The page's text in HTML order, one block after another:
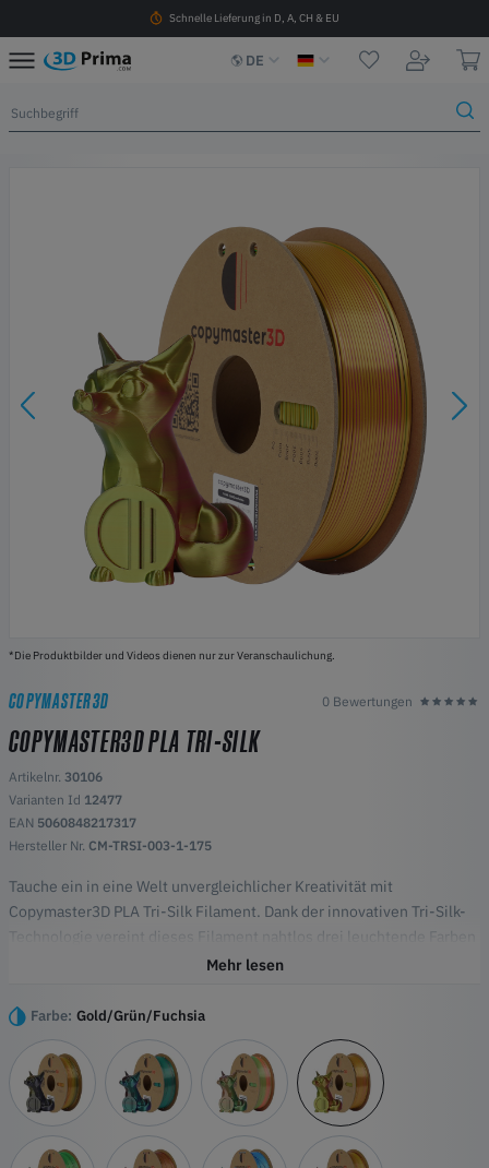
Schnelle Lieferung in D, A, CH & EU
DE
*Die Produktbilder und Videos dienen nur zur Veranschaulichung.
COPYMASTER3D 0 Bewertungen
COPYMASTER3D PLA TRI-SILK
Artikelnr. 30106
Varianten Id 12477
EAN 5060848217317
Hersteller Nr. CM-TRSI-003-1-175
Tauche ein in eine Welt unvergleichlicher Kreativität mit
Copymaster3D PLA Tri-Silk Filament. Dank der innovativen Tri-Silk-
Technologie vereint dieses Filament nahtlos drei leuchtende Farben
in einem einzigen Strang und ermöglicht es Dir, Drucke zu erstellen,
Brillanz präsentieren.
Höhepunkte
Tri-Silk-Technologie
Seidig-glatte Textur
Hochwertige PLA-Basis
Präzise Detailarbeit
Mehr lesen
Farbe: Gold/Grün/Fuchsia